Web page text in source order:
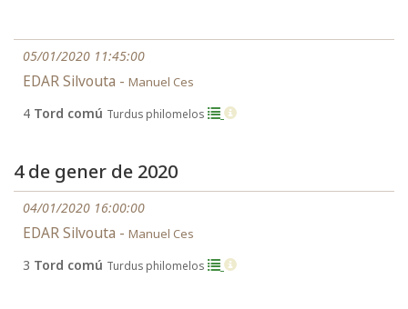
05/01/2020 11:45:00
EDAR Silvouta - Manuel Ces
4 Tord comú Turdus philomelos
4 de gener de 2020
04/01/2020 16:00:00
EDAR Silvouta - Manuel Ces
3 Tord comú Turdus philomelos